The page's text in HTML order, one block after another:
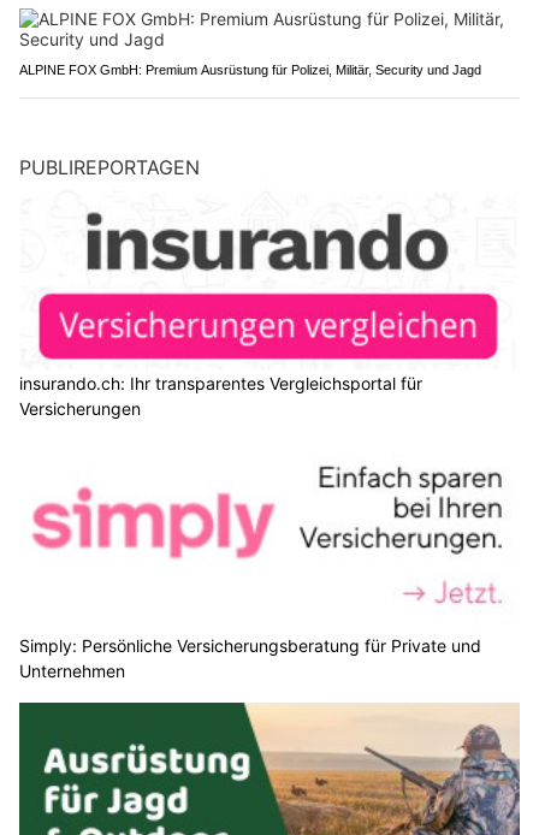
ALPINE FOX GmbH: Premium Ausrüstung für Polizei, Militär, Security und Jagd
PUBLIREPORTAGEN
insurando.ch: Ihr transparentes Vergleichsportal für
Versicherungen
Simply: Persönliche Versicherungsberatung für Private und
Unternehmen